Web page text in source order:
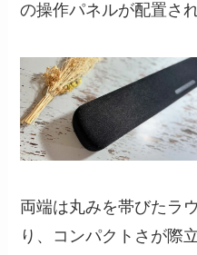
の操作パネルが配置さ
両端は丸みを帯びたラ
り、コンパクトさが際